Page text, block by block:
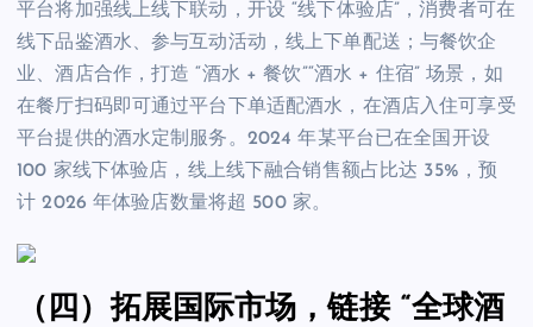
平台将加强线上线下联动，开设 “线下体验店”，消费者可在
线下品鉴酒水、参与互动活动，线上下单配送；与餐饮企
业、酒店合作，打造 “酒水 + 餐饮”“酒水 + 住宿” 场景，如
在餐厅扫码即可通过平台下单适配酒水，在酒店入住可享受
平台提供的酒水定制服务。2024 年某平台已在全国开设
100 家线下体验店，线上线下融合销售额占比达 35%，预
计 2026 年体验店数量将超 500 家。
（四）拓展国际市场，链接 “全球酒